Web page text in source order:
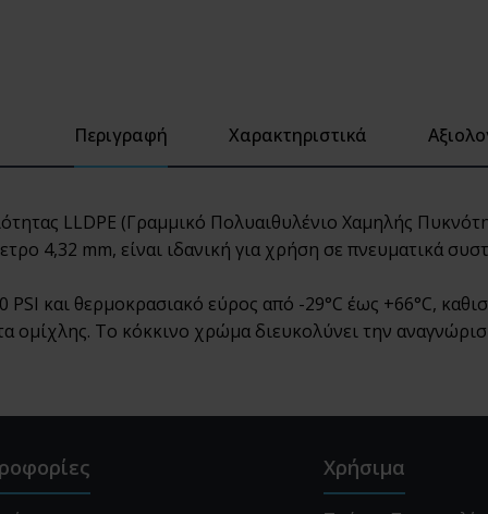
Περιγραφή Χαρακτηριστικά
LLDPE (Γραμμικό Πολυαιθυλένιο Χαμηλής
4,32 mm, είναι ιδανική για χρήση σε πνευματικά
PSI και θερμοκρασιακό εύρος από -29°C έως +66°C,
ομίχλης. Το κόκκινο χρώμα διευκολύνει την
Χρήσιμα